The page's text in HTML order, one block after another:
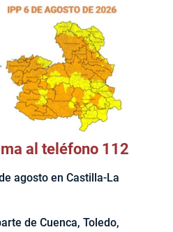
al teléfono 112
agosto en Castilla-La
de Cuenca, Toledo,